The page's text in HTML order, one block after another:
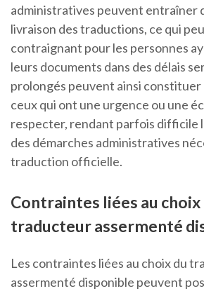
administratives peuvent entraîner
livraison des traductions, ce qui
contraignant pour les personnes
leurs documents dans des délais
prolongés peuvent ainsi
ceux qui ont une urgence ou une
respecter, rendant parfois difficile
des démarches administratives
traduction officielle.
Contraintes liées au choix
traducteur assermenté
Les contraintes liées au choix du
assermenté disponible peuvent